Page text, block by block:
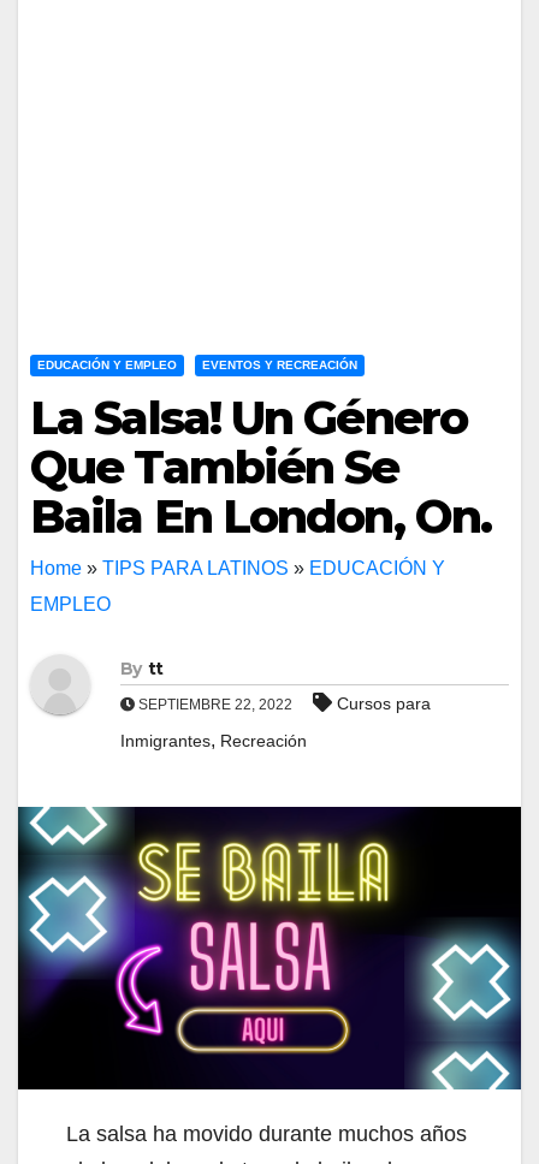
EDUCACIÓN Y EMPLEO EVENTOS Y RECREACIÓN
La Salsa! Un Género
Que También Se
Baila En London, On.
Home » TIPS PARA LATINOS » EDUCACIÓN Y
EMPLEO
By tt
SEPTIEMBRE 22, 2022
Cursos para
Inmigrantes, Recreación
La salsa ha movido durante muchos años